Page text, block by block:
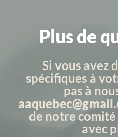
Plus de
Si vous avez
spécifiques à
pas à
de notre
avec